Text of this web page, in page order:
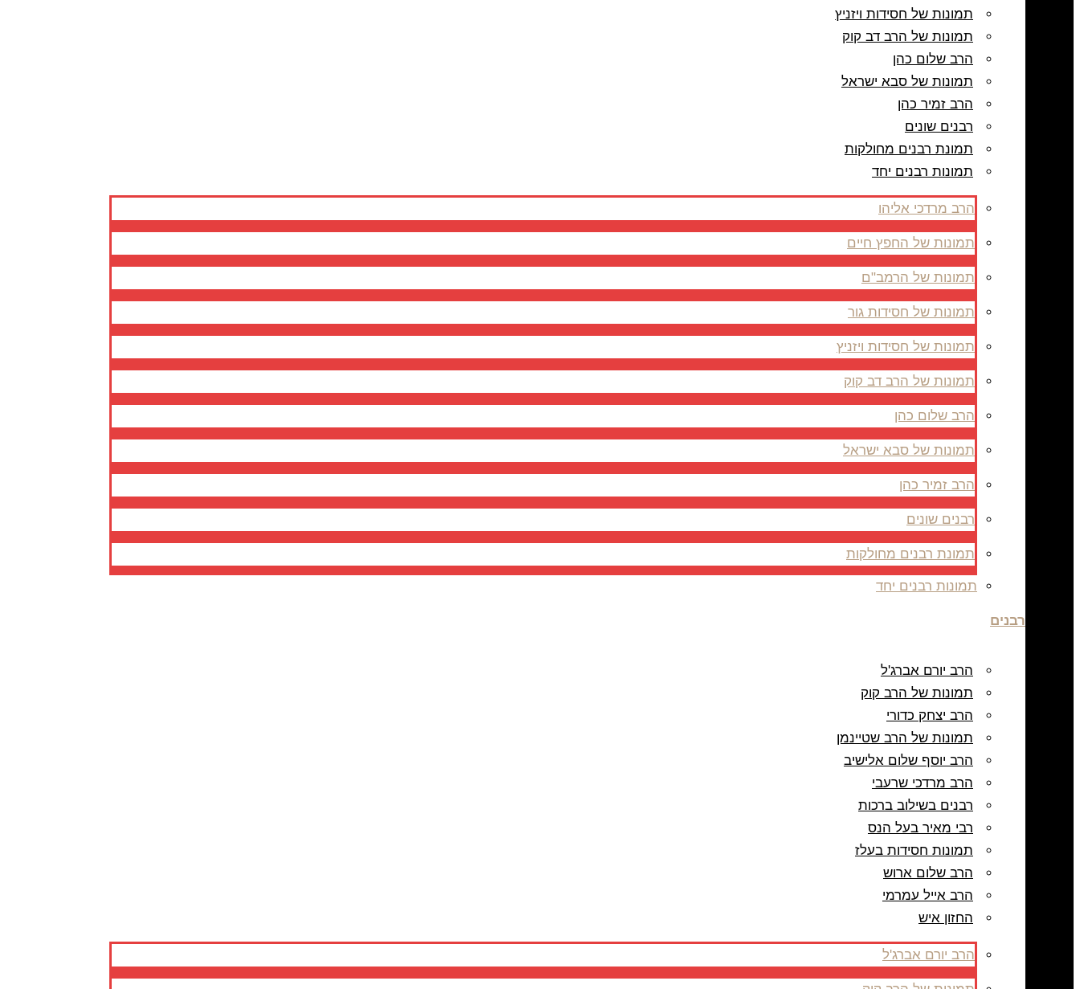
תמונות של חסידות ויזניץ
תמונות של הרב דב קוק
הרב שלום כהן
תמונות של סבא ישראל
הרב זמיר כהן
רבנים שונים
תמונת רבנים מחולקות
תמונות רבנים יחד
הרב מרדכי אליהו
תמונות של החפץ חיים
תמונות של הרמב"ם
תמונות של חסידות גור
תמונות של חסידות ויזניץ
תמונות של הרב דב קוק
הרב שלום כהן
תמונות של סבא ישראל
הרב זמיר כהן
רבנים שונים
תמונת רבנים מחולקות
תמונות רבנים יחד
רבנים
הרב יורם אברג'ל
תמונות של הרב קוק
הרב יצחק כדורי
תמונות של הרב שטיינמן
הרב יוסף שלום אלישיב
הרב מרדכי שרעבי
רבנים בשילוב ברכות
רבי מאיר בעל הנס
תמונות חסידות בעלז
הרב שלום ארוש
הרב אייל עמרמי
החזון איש
הרב יורם אברג'ל